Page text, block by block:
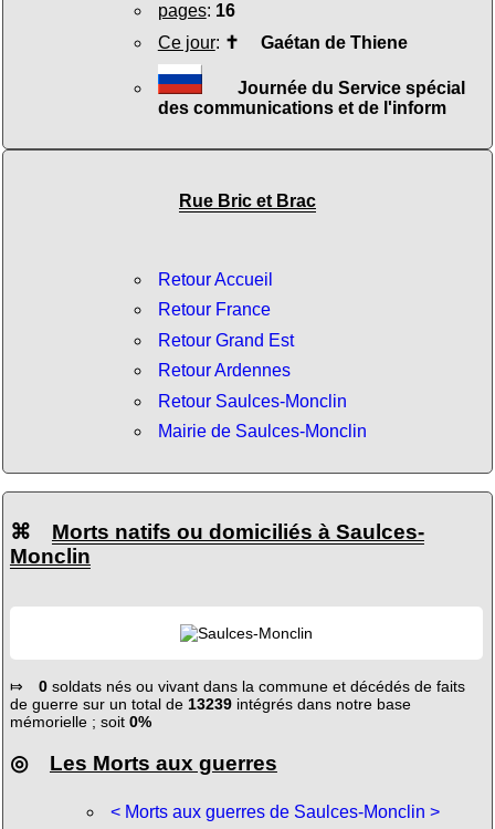
pages: 16
Ce jour: ✝ Gaétan de Thiene
Journée du Service spécial
des communications et de l'inform
Rue Bric et Brac
Retour Accueil
Retour France
Retour Grand Est
Retour Ardennes
Retour Saulces-Monclin
Mairie de Saulces-Monclin
⌘ Morts natifs ou domiciliés à Saulces-
Monclin
⤇ 0soldats nés ou vivant dans la commune et décédés de faits
de guerre sur un total de 13239intégrés dans notre base
mémorielle ; soit 0%
◎ Les Morts aux guerres
< Morts aux guerres de Saulces-Monclin >